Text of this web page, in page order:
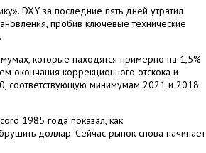
DXY за последние пять дней утратил
пробив ключевые технические
которые находятся примерно на 1,5%
окончания коррекционного отскока и
соответствующую минимумам 2021 и 2018
1985 года показал, как
доллар. Сейчас рынок снова начинает